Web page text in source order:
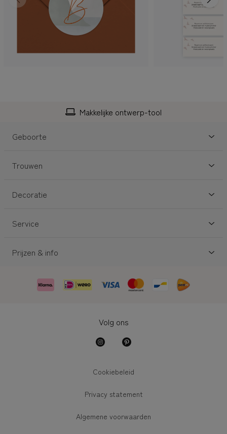
Makkelijke ontwerp-tool
Geboorte
Trouwen
Decoratie
Service
Prijzen & info
Volg ons
Cookiebeleid
Privacy statement
Algemene voorwaarden